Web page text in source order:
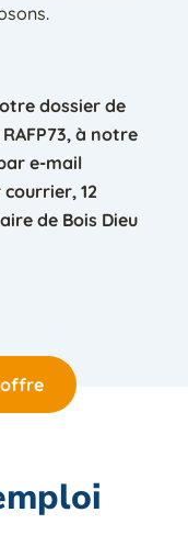
dossier de
à notre
e-mail
12
de Bois Dieu